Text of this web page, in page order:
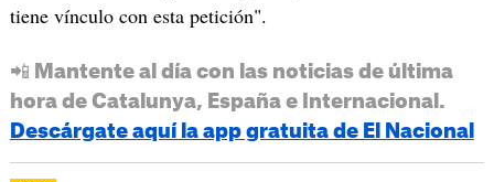
tiene vínculo con esta petición".
📲 Mantente al día con las noticias de última
hora de Catalunya, España e Internacional.
Descárgate aquí la app gratuita de El Nacional